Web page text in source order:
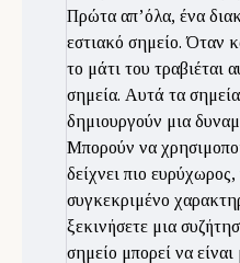
Πρώτα απ’όλα, ένα
εστιακό σημείο. Όταν
το μάτι του τραβιέται
σημεία. Αυτά τα
δημιουργούν μια
Μπορούν να
δείχνει πιο
συγκεκριμένο
ξεκινήσετε μια
σημείο μπορεί να